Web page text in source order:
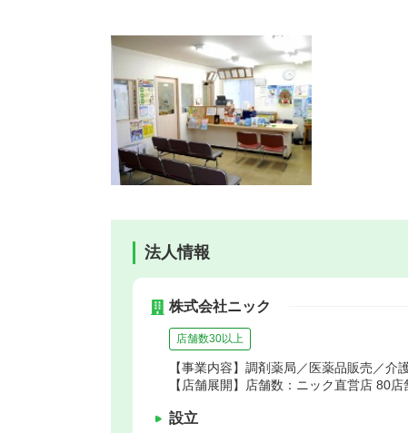
法人情報
株式会社ニック
店舗数30以上
【事業内容】調剤薬局／医薬品販売／
【店舗展開】店舗数：ニック直営店 80
設立